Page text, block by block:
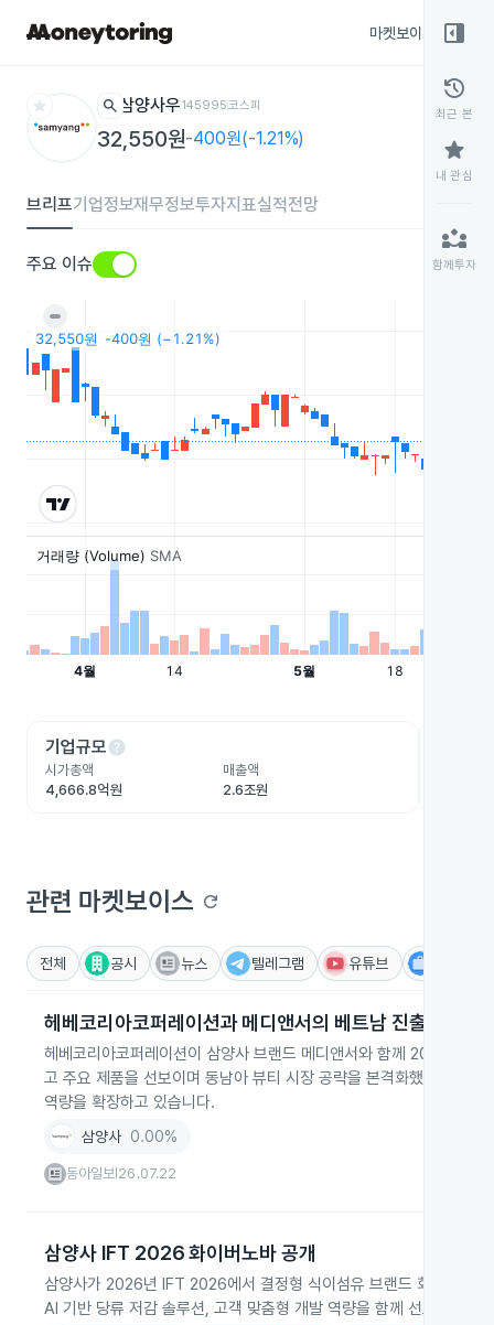
마켓보이스
star search 삼양사우145995코스피
32,550원-400원(-1.21%)
브리프기업정보재무정보투자지표실적전망
주요 이슈
기업규모help
시가총액
4,666.8억원
매출액
2.6조원
관련 마켓보이스 refresh
전체 공시 뉴스 텔레그램 유튜브
헤베코리아코퍼레이션과 메디앤서의 베트남 진출 확대
헤베코리아코퍼레이션이 삼양사 브랜드 메디앤서와 함께 2026년 베
고 주요 제품을 선보이며 동남아 뷰티 시장 공략을 본격화했습니다.
역량을 확장하고 있습니다.
삼양사 0.00%
동아일보 26.07.22
삼양사 IFT 2026 화이버노바 공개
삼양사가 2026년 IFT 2026에서 결정형 식이섬유 브랜드 화이버노
AI 기반 당류 저감 솔루션, 고객 맞춤형 개발 역량을 함께 선보였다고
right_panel_open
history
최근 본
star
내 관심
partner_exchange
함께투자